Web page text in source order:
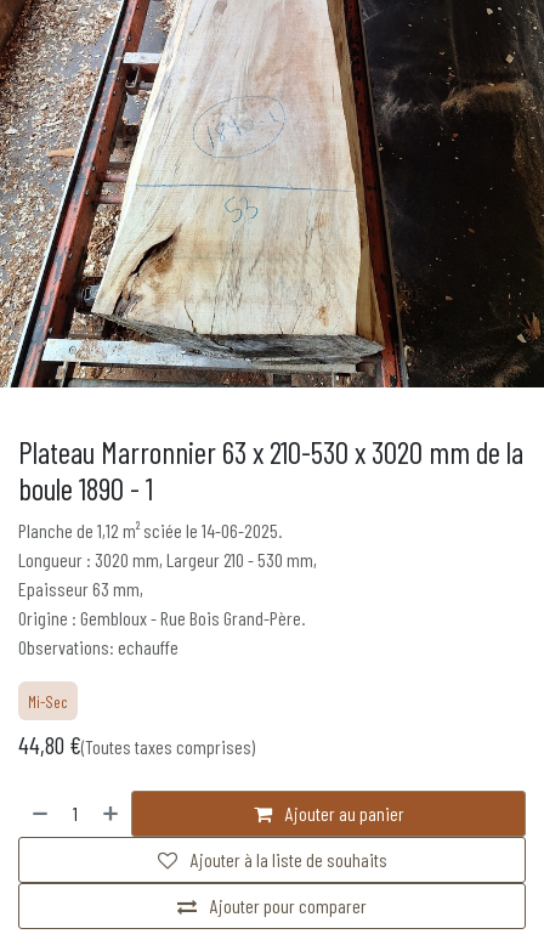
Plateau Marronnier 63 x 210-530 x 3020 mm de la
boule 1890 - 1
Planche de 1,12 m² sciée le 14-06-2025.
Longueur : 3020 mm, Largeur 210 - 530 mm,
Epaisseur 63 mm,
Origine : Gembloux - Rue Bois Grand-Père.
Observations: echauffe
Mi-Sec
44,80 €(Toutes taxes comprises)
Ajouter au panier
Ajouter pour comparer
Ajouter à la liste de souhaits